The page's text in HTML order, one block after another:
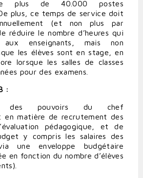
plus de 40.000 postes
plus, ce temps de service doit
(et non plus par
réduire le nombre d’heures qui
enseignants, mais non
les élèves sont en stage, en
lorsque les salles de classes
pour des examens.
:
des pouvoirs du chef
en matière de recrutement des
pédagogique, et de
y compris les salaires des
une enveloppe budgétaire
en fonction du nombre d’élèves